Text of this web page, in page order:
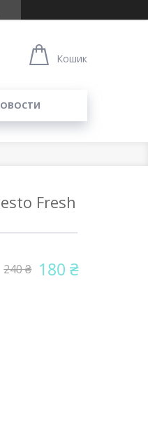
Кошик
Fresh
240 ₴ 180 ₴